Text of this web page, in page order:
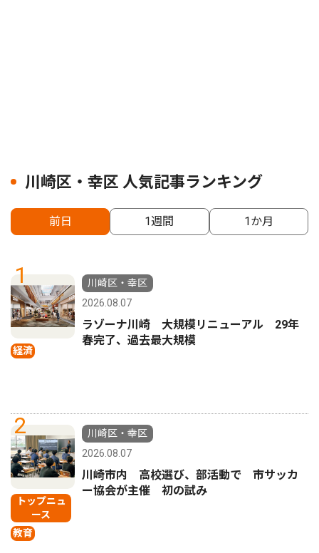
川崎区・幸区 人気記事ランキング
前日 1週間 1か月
1
経済
川崎区・幸区
2026.08.07
ラゾーナ川崎 大規模リニューアル 29年
春完了、過去最大規模
2
トップニュ
ース
教育
川崎区・幸区
2026.08.07
川崎市内 高校選び、部活動で 市サッカ
ー協会が主催 初の試み